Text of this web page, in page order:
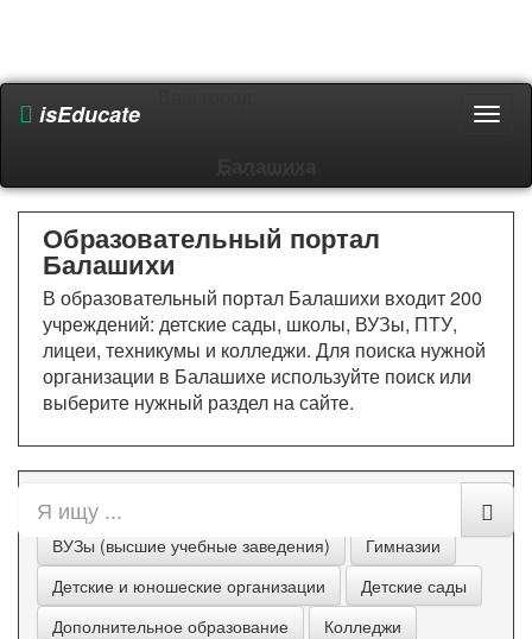
isEducate
Образовательный портал
Балашихи
В образовательный портал Балашихи входит 200
учреждений: детские сады, школы, ВУЗы, ПТУ,
лицеи, техникумы и колледжи. Для поиска нужной
организации в Балашихе используйте поиск или
выберите нужный раздел на сайте.
Все разделы
ВУЗы (высшие учебные заведения)
Гимназии
Детские и юношеские организации
Детские сады
Дополнительное образование
Колледжи